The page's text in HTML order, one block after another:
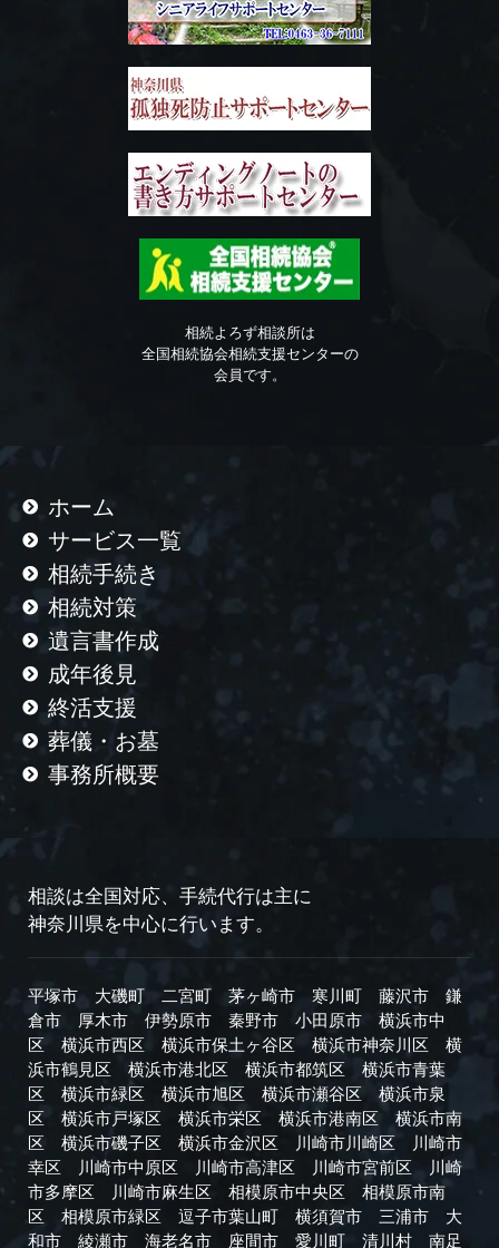
相続よろず相談所は
全国相続協会相続支援センターの
会員です。
ホーム
サービス一覧
相続手続き
相続対策
遺言書作成
成年後見
終活支援
葬儀・お墓
事務所概要
相談は全国対応、手続代行は主に
神奈川県を中心に行います。
平塚市 大磯町 二宮町 茅ヶ崎市 寒川町 藤沢市
鎌
倉市
厚木市 伊勢原市 秦野市 小田原市
横浜市中
区
横浜市西区 横浜市保土ヶ谷区 横浜市神奈川区
横
浜市鶴見区
横浜市港北区 横浜市都筑区
横浜市青葉
区
横浜市緑区 横浜市旭区 横浜市瀬谷区
横浜市泉
区
横浜市戸塚区 横浜市栄区 横浜市港南区
横浜市南
区
横浜市磯子区 横浜市金沢区 川崎市川崎区
川崎市
幸区
川崎市中原区 川崎市高津区 川崎市宮前区
川崎
市多摩区
川崎市麻生区 相模原市中央区
相模原市南
区
相模原市緑区 逗子市葉山町 横須賀市 三浦市
大
和市
綾瀬市 海老名市 座間市 愛川町 清川村 南足